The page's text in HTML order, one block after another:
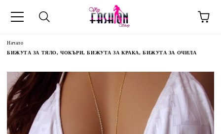
Начало
БИЖУТА ЗА ТЯЛО, ЧОКЪРИ, БИЖУТА ЗА КРАКА, БИЖУТА ЗА ОЧИЛА